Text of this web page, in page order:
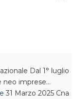
Dal 1° luglio
neo imprese…
31 Marzo 2025 Cna